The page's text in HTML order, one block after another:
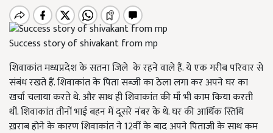
Success story of shivakant from mp
शिवाकांत मध्यप्रदेश के सतना जिले के रहने वाले हैं. ये एक गरीब परिवार से
संबंध रखते हैं. शिवाकांत के पिता सब्जी का ठेला लगा कर अपने घर का
खर्चा चलाया करते थे. और साथ ही शिवाकांत की माँ भी काम किया करती
थीं. शिवाकांत तीनों भाई बहन में दूसरे नंबर के थे. घर की आर्थिक स्तिथि
ख़राब होने के कारण शिवाकांत ने 12वीं के बाद अपने पिताजी के साथ कम